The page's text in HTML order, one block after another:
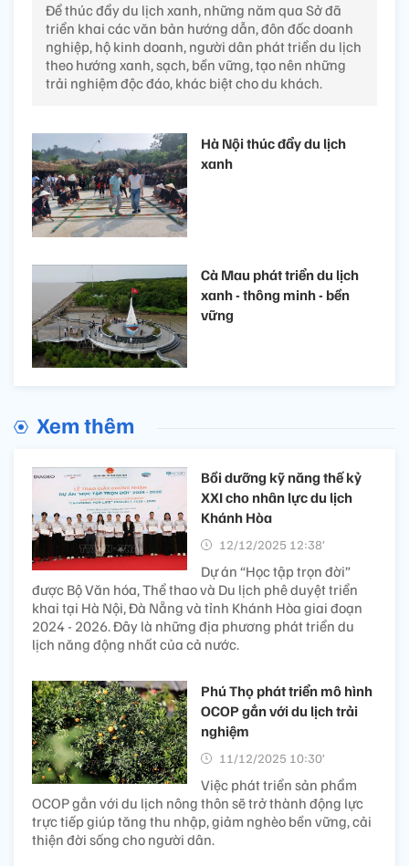
Để thúc đẩy du lịch xanh, những năm qua Sở đã
triển khai các văn bản hướng dẫn, đôn đốc doanh
nghiệp, hộ kinh doanh, người dân phát triển du lịch
theo hướng xanh, sạch, bền vững, tạo nên những
trải nghiệm độc đáo, khác biệt cho du khách.
Hà Nội thúc đẩy du lịch
xanh
Cà Mau phát triển du lịch
xanh - thông minh - bền
vững
Xem thêm
Bồi dưỡng kỹ năng thế kỷ
XXI cho nhân lực du lịch
Khánh Hòa
12/12/2025 12:38’
Dự án “Học tập trọn đời”
được Bộ Văn hóa, Thể thao và Du lịch phê duyệt triển
khai tại Hà Nội, Đà Nẵng và tỉnh Khánh Hòa giai đoạn
2024 - 2026. Đây là những địa phương phát triển du
lịch năng động nhất của cả nước.
Phú Thọ phát triển mô hình
OCOP gắn với du lịch trải
nghiệm
11/12/2025 10:30’
Việc phát triển sản phẩm
OCOP gắn với du lịch nông thôn sẽ trở thành động lực
trực tiếp giúp tăng thu nhập, giảm nghèo bền vững, cải
thiện đời sống cho người dân.